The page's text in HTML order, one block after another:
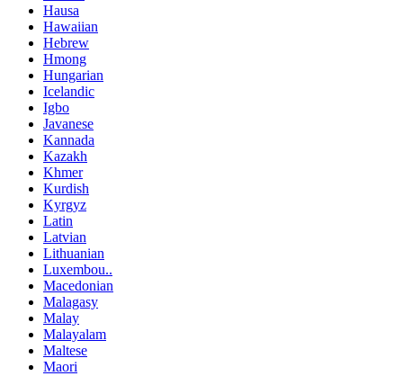
Hausa
Hawaiian
Hebrew
Hmong
Hungarian
Icelandic
Igbo
Javanese
Kannada
Kazakh
Khmer
Kurdish
Kyrgyz
Latin
Latvian
Lithuanian
Luxembou..
Macedonian
Malagasy
Malay
Malayalam
Maltese
Maori